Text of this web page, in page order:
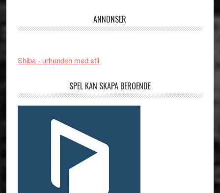
ANNONSER
Shiba - urhunden med stil
SPEL KAN SKAPA BEROENDE